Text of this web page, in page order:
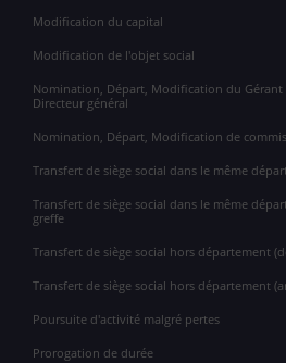
Modification du capital
Modification de l'objet social
Nomination, Départ, Modification du
Directeur général
Nomination, Départ, Modification de
Transfert de siège social dans le même
Transfert de siège social dans le même
greffe
Transfert de siège social hors département
Transfert de siège social hors département
Poursuite d'activité malgré pertes
Prorogation de durée